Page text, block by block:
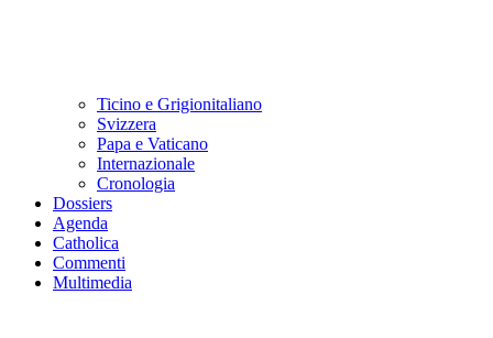
Ticino e Grigionitaliano
Svizzera
Papa e Vaticano
Internazionale
Cronologia
Dossiers
Agenda
Catholica
Commenti
Multimedia